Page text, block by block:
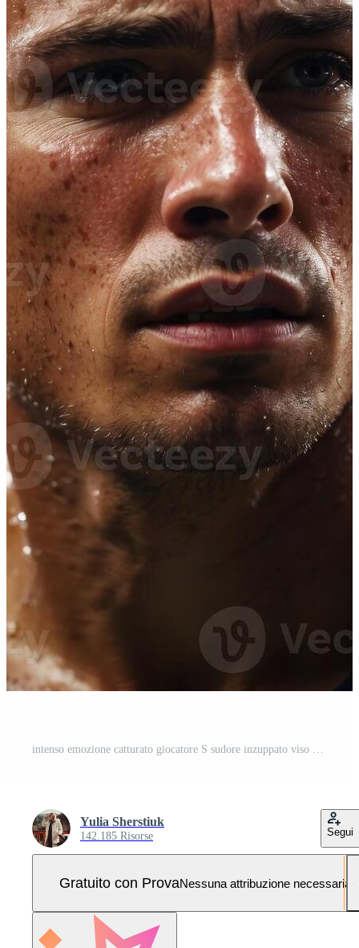
intenso emozione catturato giocatore S sudore inzuppato viso nel estate olimpico Giochi incontro. Foto Pro
Yulia Sherstiuk
142.185 Risorse Segui
Gratuito con ProvaNessuna attribuzione necessaria